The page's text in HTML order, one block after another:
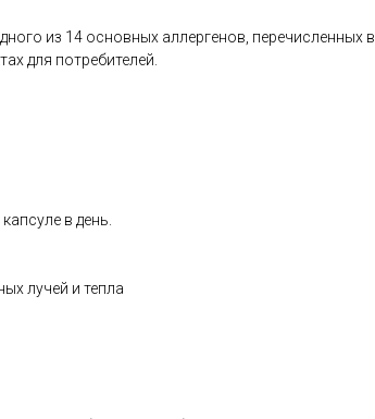
из 14 основных аллергенов, перечисленных в
для потребителей.
в день.
лучей и тепла